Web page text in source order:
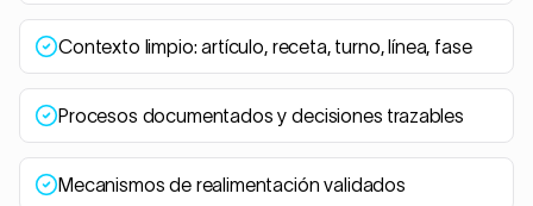
Contexto limpio: artículo, receta, turno, línea, fase
Procesos documentados y decisiones trazables
Mecanismos de realimentación validados